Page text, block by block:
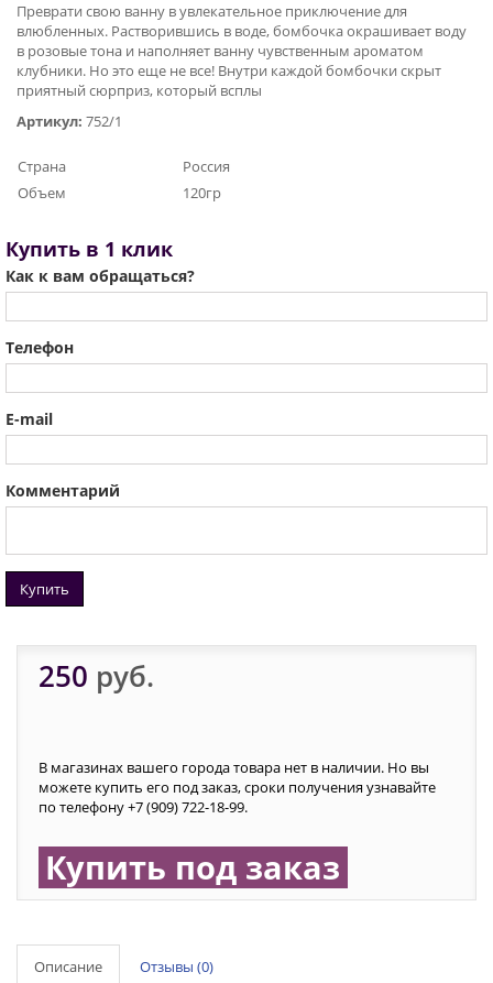
​Преврати свою ванну в увлекательное приключение для
влюбленных. Растворившись в воде, бомбочка окрашивает воду
в розовые тона и наполняет ванну чувственным ароматом
клубники. Но это еще не все! Внутри каждой бомбочки скрыт
приятный сюрприз, который всплы
Артикул: 752/1
Страна
Россия
Объем
120гр
Купить в 1 клик
Как к вам обращаться?
Телефон
E-mail
Комментарий
Купить
250 руб.
В магазинах вашего города товара нет в наличии. Но вы
можете купить его под заказ, сроки получения узнавайте
по телефону +7 (909) 722-18-99.
Купить под заказ
Описание Отзывы (0)